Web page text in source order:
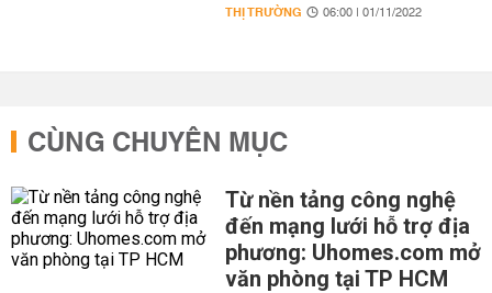
THỊ TRƯỜNG 06:00 | 01/11/2022
CÙNG CHUYÊN MỤC
Từ nền tảng công nghệ
đến mạng lưới hỗ trợ địa
phương: Uhomes.com mở
văn phòng tại TP HCM